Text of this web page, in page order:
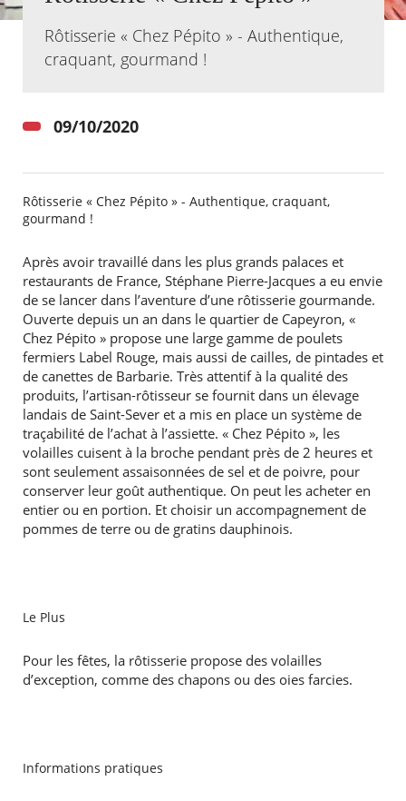
Agenda
Actualités
RECHERCHER ...
Rôtisserie « Chez Pépito » - Authentique,
craquant, gourmand !
09/10/2020
Rôtisserie « Chez Pépito » - Authentique, craquant,
gourmand !
Après avoir travaillé dans les plus grands palaces et
restaurants de France, Stéphane Pierre-Jacques a eu envie
de se lancer dans l’aventure d’une rôtisserie gourmande.
Ouverte depuis un an dans le quartier de Capeyron, «
Chez Pépito » propose une large gamme de poulets
fermiers Label Rouge, mais aussi de cailles, de pintades et
de canettes de Barbarie. Très attentif à la qualité des
produits, l’artisan-rôtisseur se fournit dans un élevage
landais de Saint-Sever et a mis en place un système de
traçabilité de l’achat à l’assiette. « Chez Pépito », les
volailles cuisent à la broche pendant près de 2 heures et
sont seulement assaisonnées de sel et de poivre, pour
conserver leur goût authentique. On peut les acheter en
entier ou en portion. Et choisir un accompagnement de
pommes de terre ou de gratins dauphinois.
Le Plus
Pour les fêtes, la rôtisserie propose des volailles
d’exception, comme des chapons ou des oies farcies.
Informations pratiques